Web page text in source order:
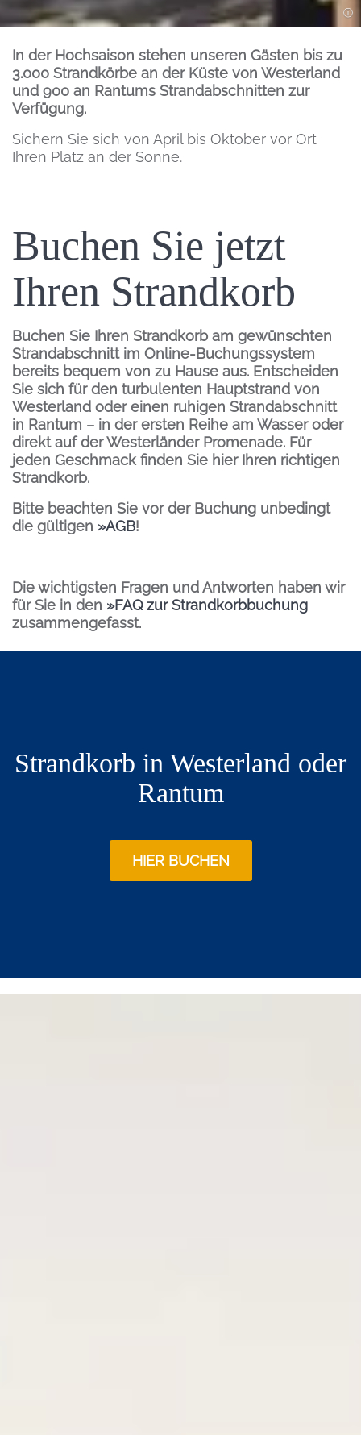
Einleitung
In der Hochsaison stehen unseren Gästen bis zu
3.000 Strandkörbe an der Küste von Westerland
und 900 an Rantums Strandabschnitten zur
Verfügung.
Sichern Sie sich von April bis Oktober vor Ort
Ihren Platz an der Sonne.
Einleitung
Buchen Sie jetzt
Ihren Strandkorb
Buchen Sie Ihren Strandkorb am gewünschten
Strandabschnitt im Online-Buchungssystem
bereits bequem von zu Hause aus. Entscheiden
Sie sich für den turbulenten Hauptstrand von
Westerland oder einen ruhigen Strandabschnitt
in Rantum – in der ersten Reihe am Wasser oder
direkt auf der Westerländer Promenade. Für
jeden Geschmack finden Sie hier Ihren richtigen
Strandkorb.
Bitte beachten Sie vor der Buchung unbedingt
die gültigen »AGB!
Die wichtigsten Fragen und Antworten haben wir
für Sie in den »FAQ zur Strandkorbbuchung
zusammengefasst.
Strandkorb in Westerland oder
Rantum
HIER BUCHEN